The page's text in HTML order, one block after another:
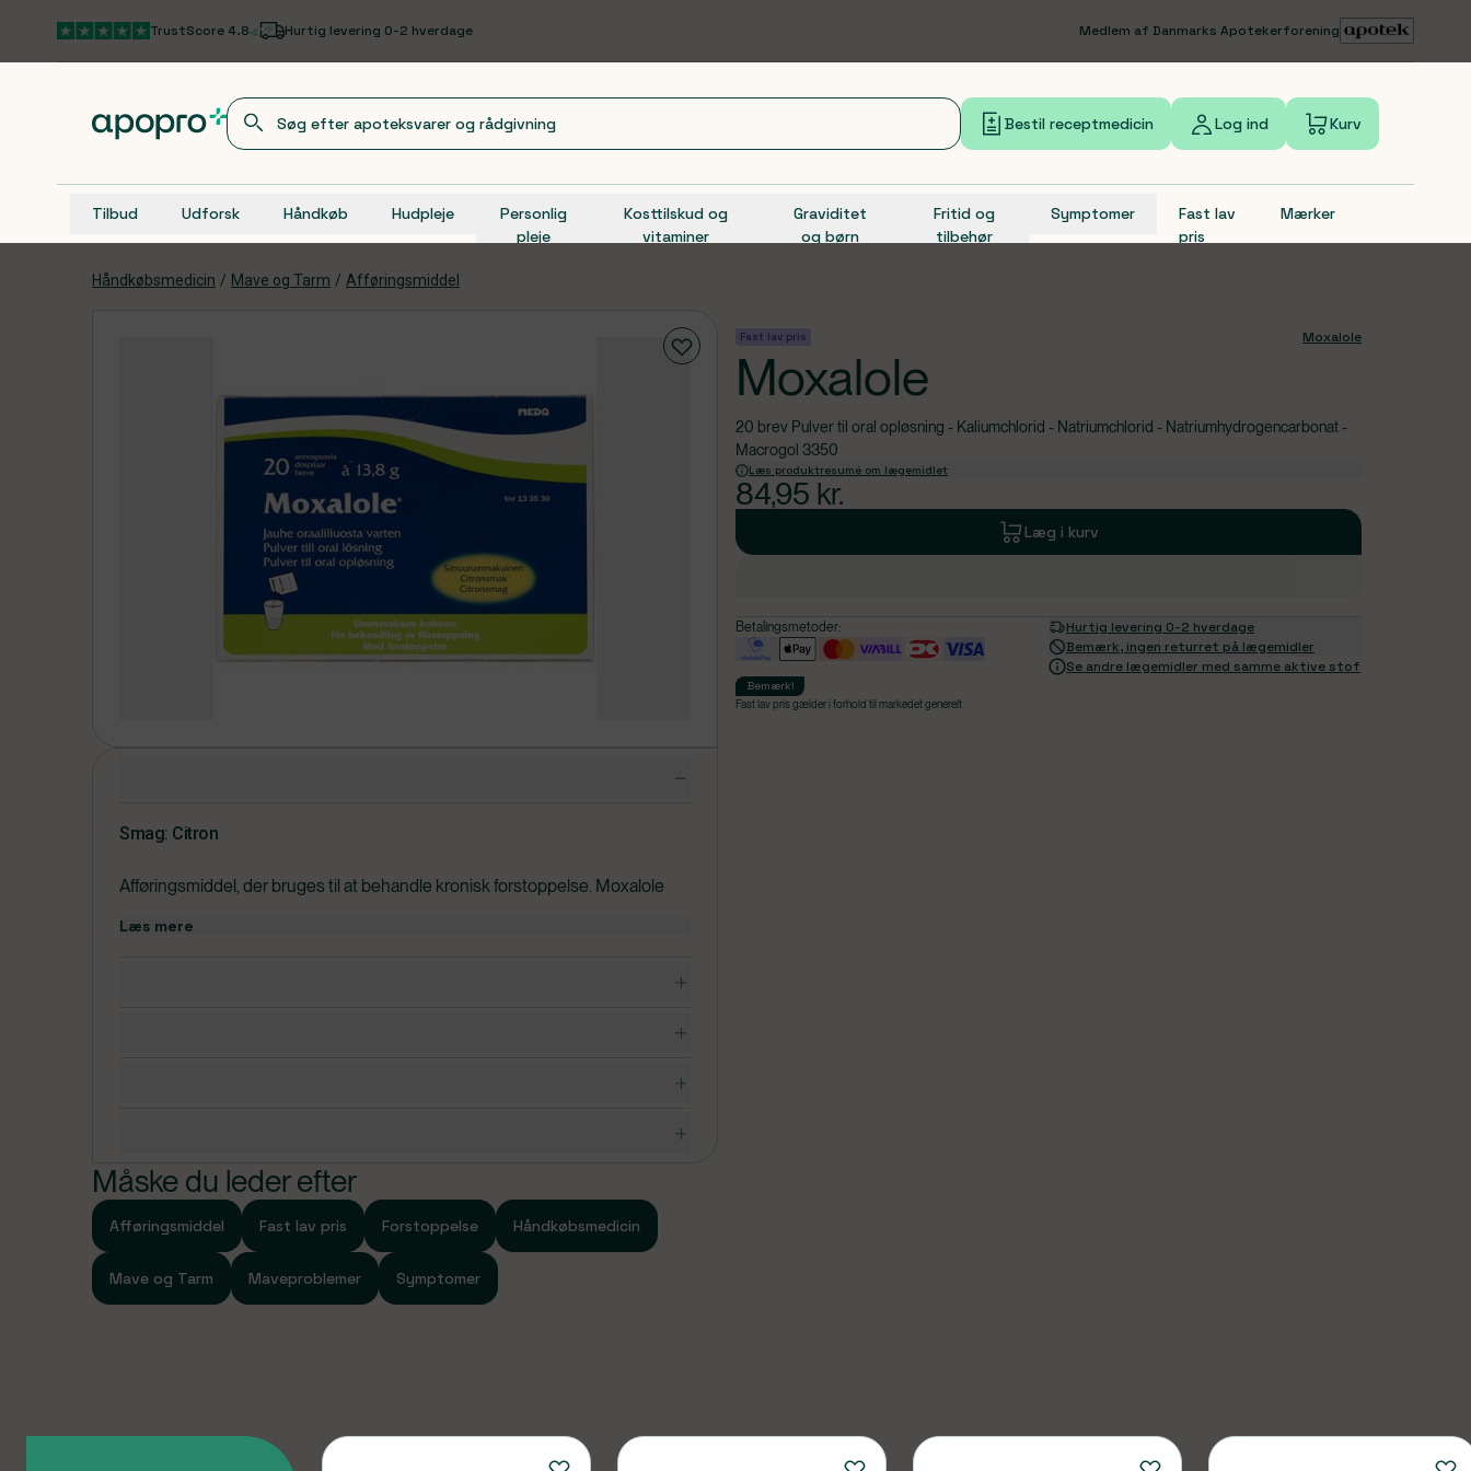
Gå til hovedindholdTrustScore 4.8 Hurtig levering 0-2 hverdage Medlem af Danmarks Apotekerforening
Bestil receptmedicin Log ind Kurv
Tilbud Udforsk Håndkøb Hudpleje
Personlig
pleje
Kosttilskud og
vitaminer
Graviditet
og børn
Fritid og
tilbehør
Symptomer
Fast lav
pris
Mærker
Håndkøbsmedicin / Mave og Tarm / Afføringsmiddel
Smag: Citron
Afføringsmiddel, der bruges til at behandle kronisk forstoppelse. Moxalole
lindres. Moxalole hjælper også med at opløse hård, indeklemt afføring.
Læs mere
Måske du leder efter
Afføringsmiddel Fast lav pris Forstoppelse Håndkøbsmedicin
Mave og Tarm Maveproblemer Symptomer
Fast lav pris Moxalole
Moxalole
20 brev Pulver til oral opløsning - Kaliumchlorid - Natriumchlorid - Natriumhydrogencarbonat -
Macrogol 3350
Læs produktresumé om lægemidlet
84,95 kr.
Læg i kurv
Betalingsmetoder:
Hurtig levering 0-2 hverdage
Bemærk, ingen returret på lægemidler
Se andre lægemidler med samme aktive stof
Bemærk!
Fast lav pris gælder i forhold til markedet generelt